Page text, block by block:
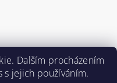
Dalším procházením
jejich používáním.